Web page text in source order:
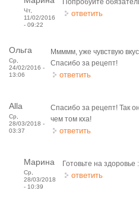
Чт,
11/02/2016
- 09:22
Попробуйте
ответить
Ольга
Ср,
24/02/2016 -
13:06
Ммммм, уже чувствую вкус
Спасибо за рецепт!
ответить
Alla
Ср,
28/03/2018 -
03:37
Спасибо за рецепт! Так
чем том кха!
ответить
Марина
Ср,
28/03/2018
- 10:39
Готовьте на здоровье
ответить